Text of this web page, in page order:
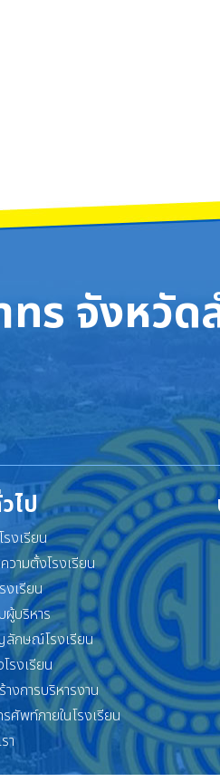
ดีกับ วงโยธวาทิตโรงเรียนจักรคำคณ
มพิธีเจริญพระพุทธมนต์และทำบุญตักบาต
ทร จังหวัด
ไป
รงเรียน
วามตั้งโรงเรียน
งเรียน
ผู้บริหาร
ลักษณ์โรงเรียน
รงเรียน
างการบริหารงาน
รศัพท์ภายในโรงเรียน
า